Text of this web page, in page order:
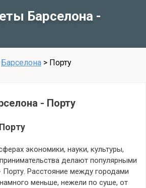
Барселона -
Барселона > Порту
- Порту
экономики, науки, культуры,
делают популярными
Расстояние между городами
меньше, нежели по суше, от